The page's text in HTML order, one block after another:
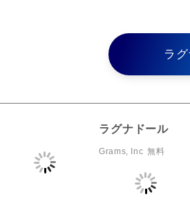
ラ
ラグナドール
Grams, Inc 無料